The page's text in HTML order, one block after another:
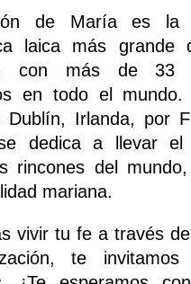
de María es la
laica más grande
con más de 33
en todo el mundo.
Dublín, Irlanda, por
dedica a llevar el
rincones del
mariana.
vivir tu fe a través
te